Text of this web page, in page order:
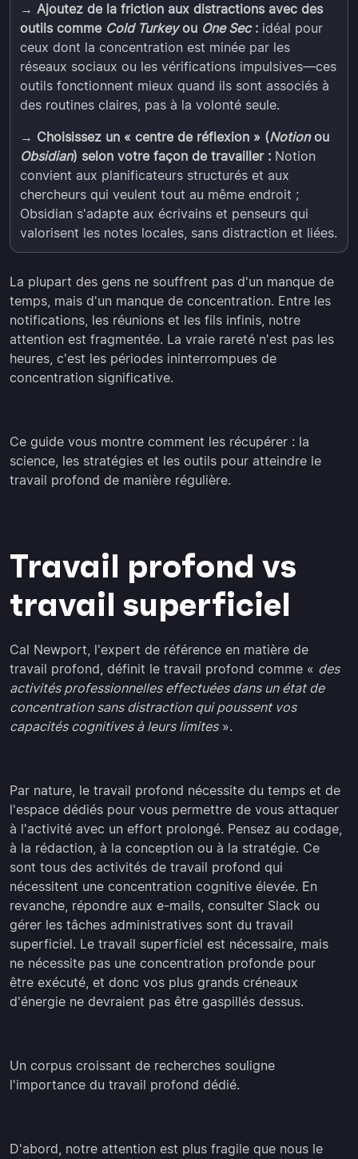
→ Ajoutez de la friction aux distractions avec des
outils comme Cold Turkeyou One Sec: idéal pour
ceux dont la concentration est minée par les
réseaux sociaux ou les vérifications impulsives—ces
outils fonctionnent mieux quand ils sont associés à
des routines claires, pas à la volonté seule.
→ Choisissez un « centre de réflexion » (Notionou
Obsidian) selon votre façon de travailler : Notion
convient aux planificateurs structurés et aux
chercheurs qui veulent tout au même endroit ;
Obsidian s'adapte aux écrivains et penseurs qui
valorisent les notes locales, sans distraction et liées.
La plupart des gens ne souffrent pas d'un manque de
temps, mais d'un manque de concentration. Entre les
notifications, les réunions et les fils infinis, notre
attention est fragmentée. La vraie rareté n'est pas les
heures, c'est les périodes ininterrompues de
concentration significative.
Ce guide vous montre comment les récupérer : la
science, les stratégies et les outils pour atteindre le
travail profond de manière régulière.
Travail profond vs
travail superficiel
Cal Newport, l'expert de référence en matière de
travail profond, définit le travail profond comme « des
activités professionnelles effectuées dans un état de
concentration sans distraction qui poussent vos
capacités cognitives à leurs limites».
Par nature, le travail profond nécessite du temps et de
l'espace dédiés pour vous permettre de vous attaquer
à l'activité avec un effort prolongé. Pensez au codage,
à la rédaction, à la conception ou à la stratégie. Ce
sont tous des activités de travail profond qui
nécessitent une concentration cognitive élevée. En
revanche, répondre aux e-mails, consulter Slack ou
gérer les tâches administratives sont du travail
superficiel. Le travail superficiel est nécessaire, mais
ne nécessite pas une concentration profonde pour
être exécuté, et donc vos plus grands créneaux
d'énergie ne devraient pas être gaspillés dessus.
Un corpus croissant de recherches souligne
l'importance du travail profond dédié.
D'abord, notre attention est plus fragile que nous le